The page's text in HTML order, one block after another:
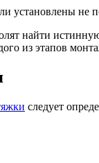
установлены не
найти
из этапов
следует